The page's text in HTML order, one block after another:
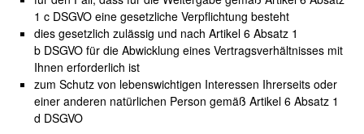
1 c DSGVO eine gesetzliche Verpflichtung besteht
dies gesetzlich zulässig und nach Artikel 6 Absatz 1
b DSGVO für die Abwicklung eines Vertragsverhältnisses mit
Ihnen erforderlich ist
zum Schutz von lebenswichtigen Interessen Ihrerseits oder
einer anderen natürlichen Person gemäß Artikel 6 Absatz 1
d DSGVO